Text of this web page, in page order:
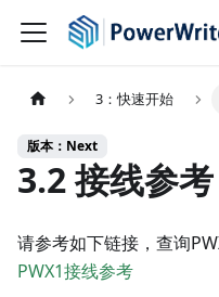
3：快速开始
版本：Next
3.2 接线参考
请参考如下链接，查询
PWX1接线参考